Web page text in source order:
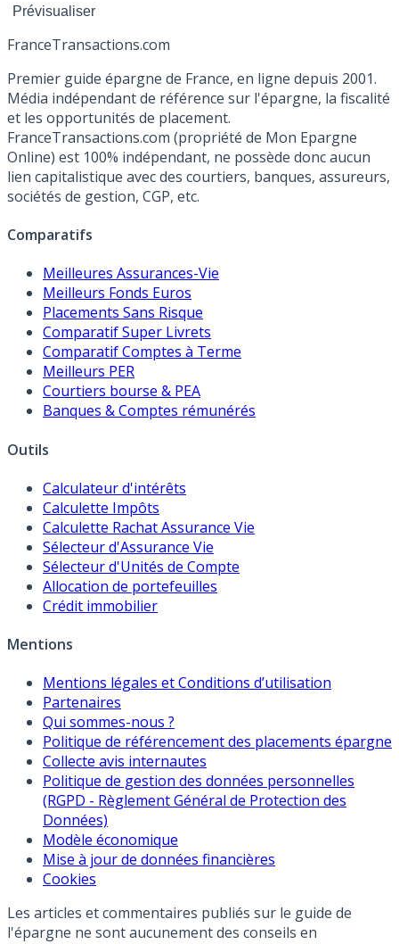
FranceTransactions.com
Premier guide épargne de France, en ligne depuis 2001.
Média indépendant de référence sur l'épargne, la fiscalité
et les opportunités de placement.
FranceTransactions.com (propriété de Mon Epargne
Online) est 100% indépendant, ne possède donc aucun
lien capitalistique avec des courtiers, banques, assureurs,
sociétés de gestion, CGP, etc.
Comparatifs
Meilleures Assurances-Vie
Meilleurs Fonds Euros
Placements Sans Risque
Comparatif Super Livrets
Comparatif Comptes à Terme
Meilleurs PER
Courtiers bourse & PEA
Banques & Comptes rémunérés
Outils
Calculateur d'intérêts
Calculette Impôts
Calculette Rachat Assurance Vie
Sélecteur d'Assurance Vie
Sélecteur d'Unités de Compte
Allocation de portefeuilles
Crédit immobilier
Mentions
Mentions légales et Conditions d’utilisation
Partenaires
Qui sommes-nous ?
Politique de référencement des placements épargne
Collecte avis internautes
Politique de gestion des données personnelles
(RGPD - Règlement Général de Protection des
Données)
Modèle économique
Mise à jour de données financières
Cookies
Les articles et commentaires publiés sur le guide de
l'épargne ne sont aucunement des conseils en